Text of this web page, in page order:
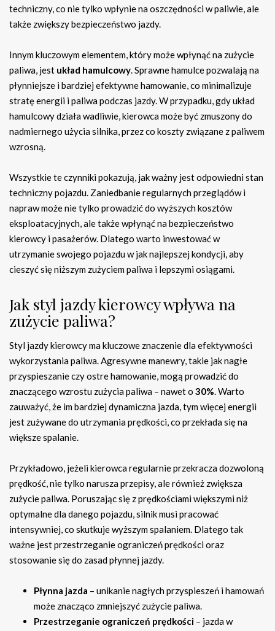
techniczny, co nie tylko wpłynie na oszczędności w paliwie, ale
także zwiększy bezpieczeństwo jazdy.
Innym kluczowym elementem, który może wpłynąć na zużycie
paliwa, jest układ hamulcowy. Sprawne hamulce pozwalają na
płynniejsze i bardziej efektywne hamowanie, co minimalizuje
stratę energii i paliwa podczas jazdy. W przypadku, gdy układ
hamulcowy działa wadliwie, kierowca może być zmuszony do
nadmiernego użycia silnika, przez co koszty związane z paliwem
wzrosną.
Wszystkie te czynniki pokazują, jak ważny jest odpowiedni stan
techniczny pojazdu. Zaniedbanie regularnych przeglądów i
napraw może nie tylko prowadzić do wyższych kosztów
eksploatacyjnych, ale także wpłynąć na bezpieczeństwo
kierowcy i pasażerów. Dlatego warto inwestować w
utrzymanie swojego pojazdu w jak najlepszej kondycji, aby
cieszyć się niższym zużyciem paliwa i lepszymi osiągami.
Jak styl jazdy kierowcy wpływa na
zużycie paliwa?
Styl jazdy kierowcy ma kluczowe znaczenie dla efektywności
wykorzystania paliwa. Agresywne manewry, takie jak nagłe
przyspieszanie czy ostre hamowanie, mogą prowadzić do
znaczącego wzrostu zużycia paliwa – nawet o 30%. Warto
zauważyć, że im bardziej dynamiczna jazda, tym więcej energii
jest zużywane do utrzymania prędkości, co przekłada się na
większe spalanie.
Przykładowo, jeżeli kierowca regularnie przekracza dozwoloną
prędkość, nie tylko narusza przepisy, ale również zwiększa
zużycie paliwa. Poruszając się z prędkościami większymi niż
optymalne dla danego pojazdu, silnik musi pracować
intensywniej, co skutkuje wyższym spalaniem. Dlatego tak
ważne jest przestrzeganie ograniczeń prędkości oraz
stosowanie się do zasad płynnej jazdy.
Płynna jazda – unikanie nagłych przyspieszeń i hamowań
może znacząco zmniejszyć zużycie paliwa.
Przestrzeganie ograniczeń prędkości – jazda w